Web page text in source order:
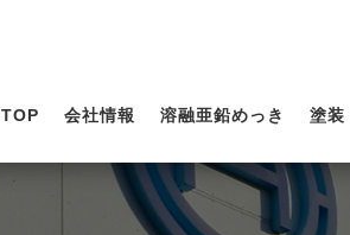
TOP 会社情報 溶融亜鉛めっき 塗装